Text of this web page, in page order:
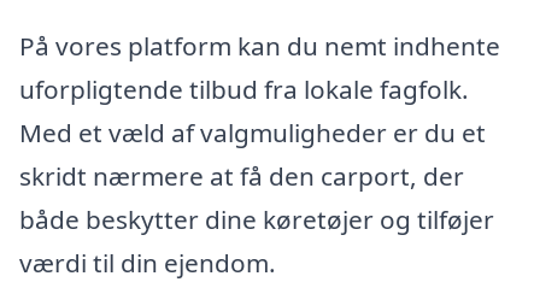
På vores platform kan du nemt indhente
uforpligtende tilbud fra lokale fagfolk.
Med et væld af valgmuligheder er du et
skridt nærmere at få den carport, der
både beskytter dine køretøjer og tilføjer
værdi til din ejendom.